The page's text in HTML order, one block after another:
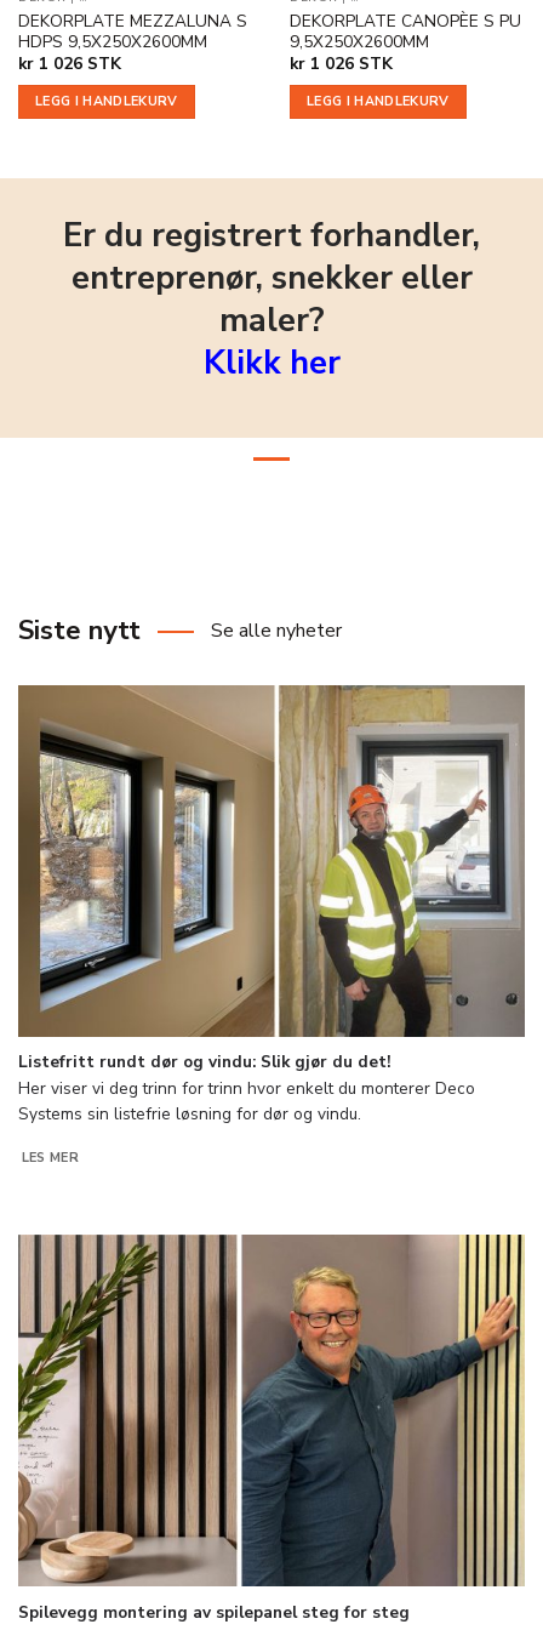
DEKORPLATE MEZZALUNA S
HDPS 9,5X250X2600MM
kr 1 026 STK
LEGG I HANDLEKURV
DEKORPLATE CANOPÈE S PU
9,5X250X2600MM
kr 1 026 STK
LEGG I HANDLEKURV
Er du registrert forhandler,
entreprenør, snekker eller
maler?
Klikk her
Siste nytt Se alle nyheter
Listefritt rundt dør og vindu: Slik gjør du det!
Her viser vi deg trinn for trinn hvor enkelt du monterer Deco
Systems sin listefrie løsning for dør og vindu.
LES MER
Spilevegg montering av spilepanel steg for steg